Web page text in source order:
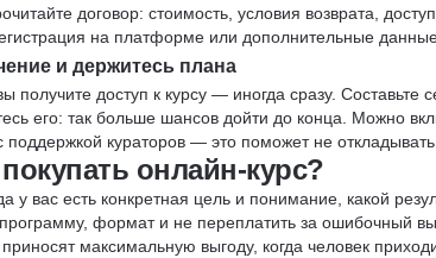
договор: стоимость, условия возврата,
на платформе или дополнительные
и держитесь плана
получите доступ к курсу — иногда сразу. Составьте
его: так больше шансов дойти до конца. Можно
поддержкой кураторов — это поможет не откладывать
онлайн-курс?
у вас есть конкретная цель и понимание, какой
формат и не переплатить за ошибочный
максимальную выгоду, когда человек